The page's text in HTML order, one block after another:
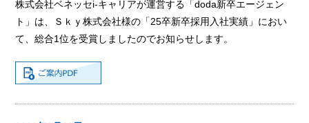
株式会社ベネッセi-キャリアが運営する「doda新卒エージェン
ト」は、Ｓｋｙ株式会社様の「25卒新卒採用入社実績」におい
て、総合1位を受賞しましたのでお知らせします。